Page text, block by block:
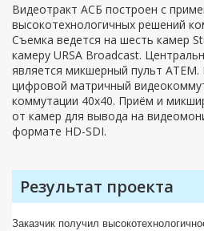
Видеотракт АСБ построен с
высокотехнологичных решений
Съемка ведется на шесть камер
камеру URSA Broadcast.
является микшерный пульт
цифровой матричный
коммутации 40x40. Приём и
от камер для вывода на
формате HD-SDI.
Результат проекта
Заказчик получил